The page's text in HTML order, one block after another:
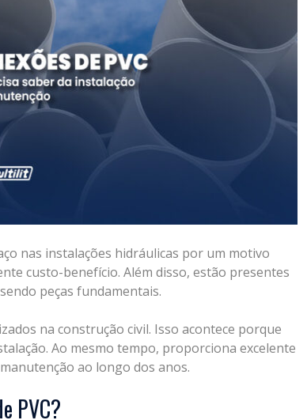
nas instalações hidráulicas por um motivo
custo-benefício. Além disso, estão presentes
peças fundamentais.
na construção civil. Isso acontece porque
Ao mesmo tempo, proporciona excelente
ao longo dos anos.
PVC?